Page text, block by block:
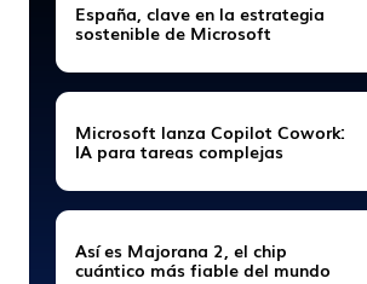
España, clave en la estrategia
sostenible de Microsoft
Microsoft lanza Copilot Cowork:
IA para tareas complejas
Así es Majorana 2, el chip
cuántico más fiable del mundo